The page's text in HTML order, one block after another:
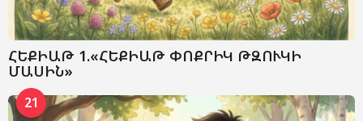
ՀԵՔԻԱԹ 1.«ՀԵՔԻԱԹ ՓՈՔՐԻԿ ԹԶՈՒԿԻ
ՄԱՍԻՆ»
21